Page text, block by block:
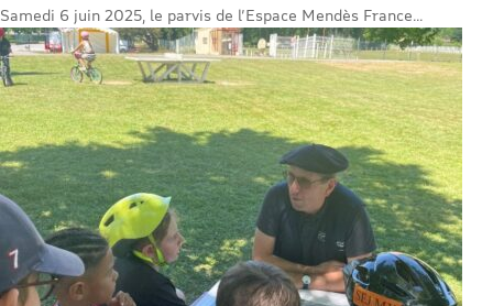
Samedi 6 juin 2025, le parvis de l’Espace Mendès France...